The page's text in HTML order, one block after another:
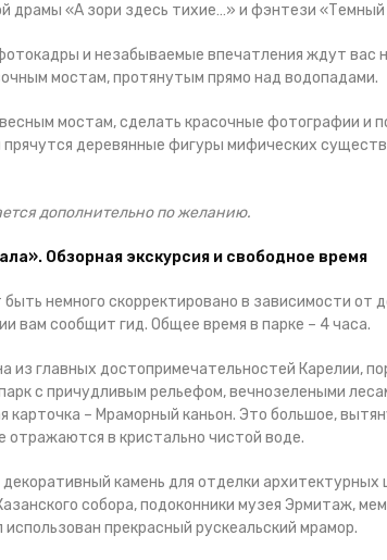
драмы «А зори здесь тихие…» и фэнтези
и незабываемые впечатления ждут вас
мостам, протянутым прямо над водопадами.
мостам, сделать красочные фотографии и
прячутся деревянные фигуры мифических
дополнительно по желанию.
Обзорная экскурсия и свободное время
немного скорректировано в зависимости от
вам сообщит гид. Общее время в парке – 4 часа.
из главных достопримечательностей Карелии,
с причудливым рельефом, вечнозелеными
карточка – Мраморный каньон. Это большое,
отражаются в кристально чистой воде.
камень для отделки
собора, подоконники музея Эрмитаж,
прекрасный рускеальский мрамор.